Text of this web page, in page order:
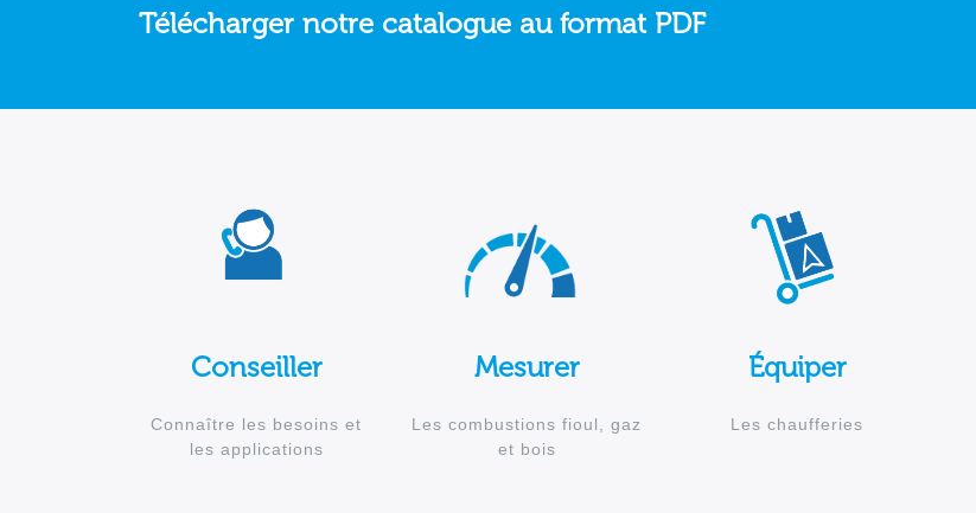
Télécharger notre catalogue au format PDF
Conseiller
Connaître les besoins et
les applications
Mesurer
Les combustions fioul, gaz
et bois
Équiper
Les chaufferies